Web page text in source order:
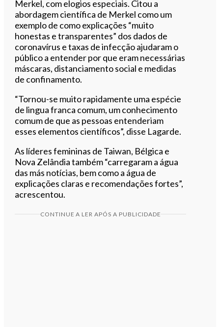
Merkel, com elogios especiais. Citou a
abordagem científica de Merkel como um
exemplo de como explicações “muito
honestas e transparentes” dos dados de
coronavírus e taxas de infecção ajudaram o
público a entender por que eram necessárias
máscaras, distanciamento social e medidas
de confinamento.
“Tornou-se muito rapidamente uma espécie
de lingua franca comum, um conhecimento
comum de que as pessoas entenderiam
esses elementos científicos”, disse Lagarde.
As líderes femininas de Taiwan, Bélgica e
Nova Zelândia também “carregaram a água
das más notícias, bem como a água de
explicações claras e recomendações fortes”,
acrescentou.
CONTINUE A LER APÓS A PUBLICIDADE